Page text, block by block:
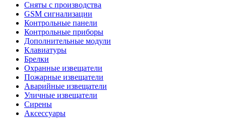
Сняты с производства
GSM сигнализации
Контрольные панели
Контрольные приборы
Дополнительные модули
Клавиатуры
Брелки
Охранные извещатели
Пожарные извещатели
Аварийные извещатели
Уличные извещатели
Сирены
Аксессуары